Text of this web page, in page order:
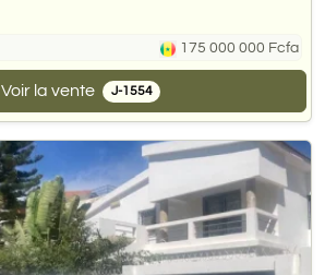
175 000 000 Fcfa
Voir la vente J-1554